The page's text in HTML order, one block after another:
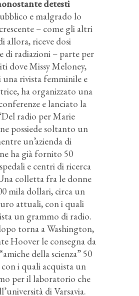
detesti
e malgrado lo
– come gli altri
allora, riceve dosi
di radiazioni – parte per
dove Missy Meloney,
rivista femminile e
ha organizzato una
e lanciato la
radio per Marie
possiede soltanto un
un’azienda di
ha già fornito 50
e centri di ricerca
colletta fra le donne
mila dollari, circa un
attuali, con i quali
un grammo di radio.
torna a Washington,
Hoover le consegna da
della scienza” 50
i quali acquista un
per il laboratorio che
di Varsavia.